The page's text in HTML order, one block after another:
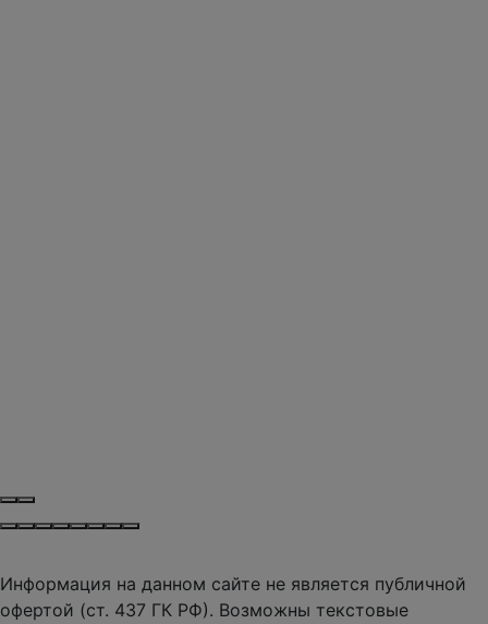
Информация на данном сайте не является публичной
офертой (ст. 437 ГК РФ). Возможны текстовые